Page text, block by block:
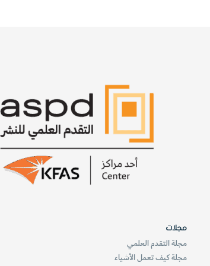
مجلات
مجلة التقدم العلمي
مجلة كيف تعمل الأشياء